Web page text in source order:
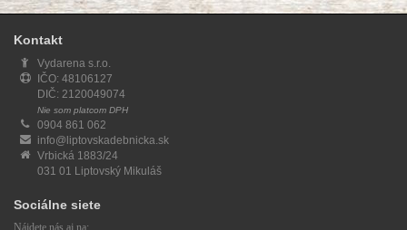
Kontakt
Vydarena s.r.o.
IČO: 48106127
DIČ: 2120049074
Nie som platcom DPH
0904 861 062
info@liptovskadebnicka.sk
Vrbická 1883/24
031 01 Liptovský Mikuláš
Sociálne siete
Nájdete nás aj na: